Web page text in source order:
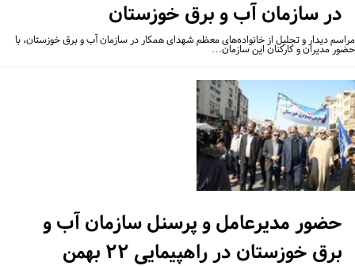
در سازمان آب و برق خوزستان
دیدار و تجلیل از خانواده‌های معظم شهدای همکار در سازمان آب و برق خوزستان، با
مدیران و کارکنان این سازمان…
حضور مدیرعامل و پرسنل سازمان آب و
برق خوزستان در راهپیمایی ۲۲ بهمن